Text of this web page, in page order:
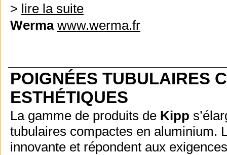
> lire la suite
Werma www.werma.fr
POIGNÉES TUBULAIRES
ESTHÉTIQUES
La gamme de produits de Kipp
tubulaires compactes en aluminium.
innovante et répondent aux